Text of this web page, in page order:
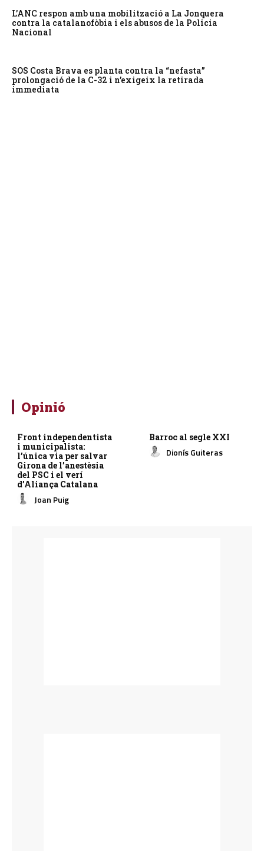
L’ANC respon amb una mobilització a La Jonquera
contra la catalanofòbia i els abusos de la Policia
Nacional
SOS Costa Brava es planta contra la “nefasta”
prolongació de la C-32 i n’exigeix la retirada
immediata
Opinió
Front independentista
i municipalista:
l’única via per salvar
Girona de l’anestèsia
del PSC i el verí
d’Aliança Catalana
Joan Puig
Barroc al segle XXI
Dionís Guiteras